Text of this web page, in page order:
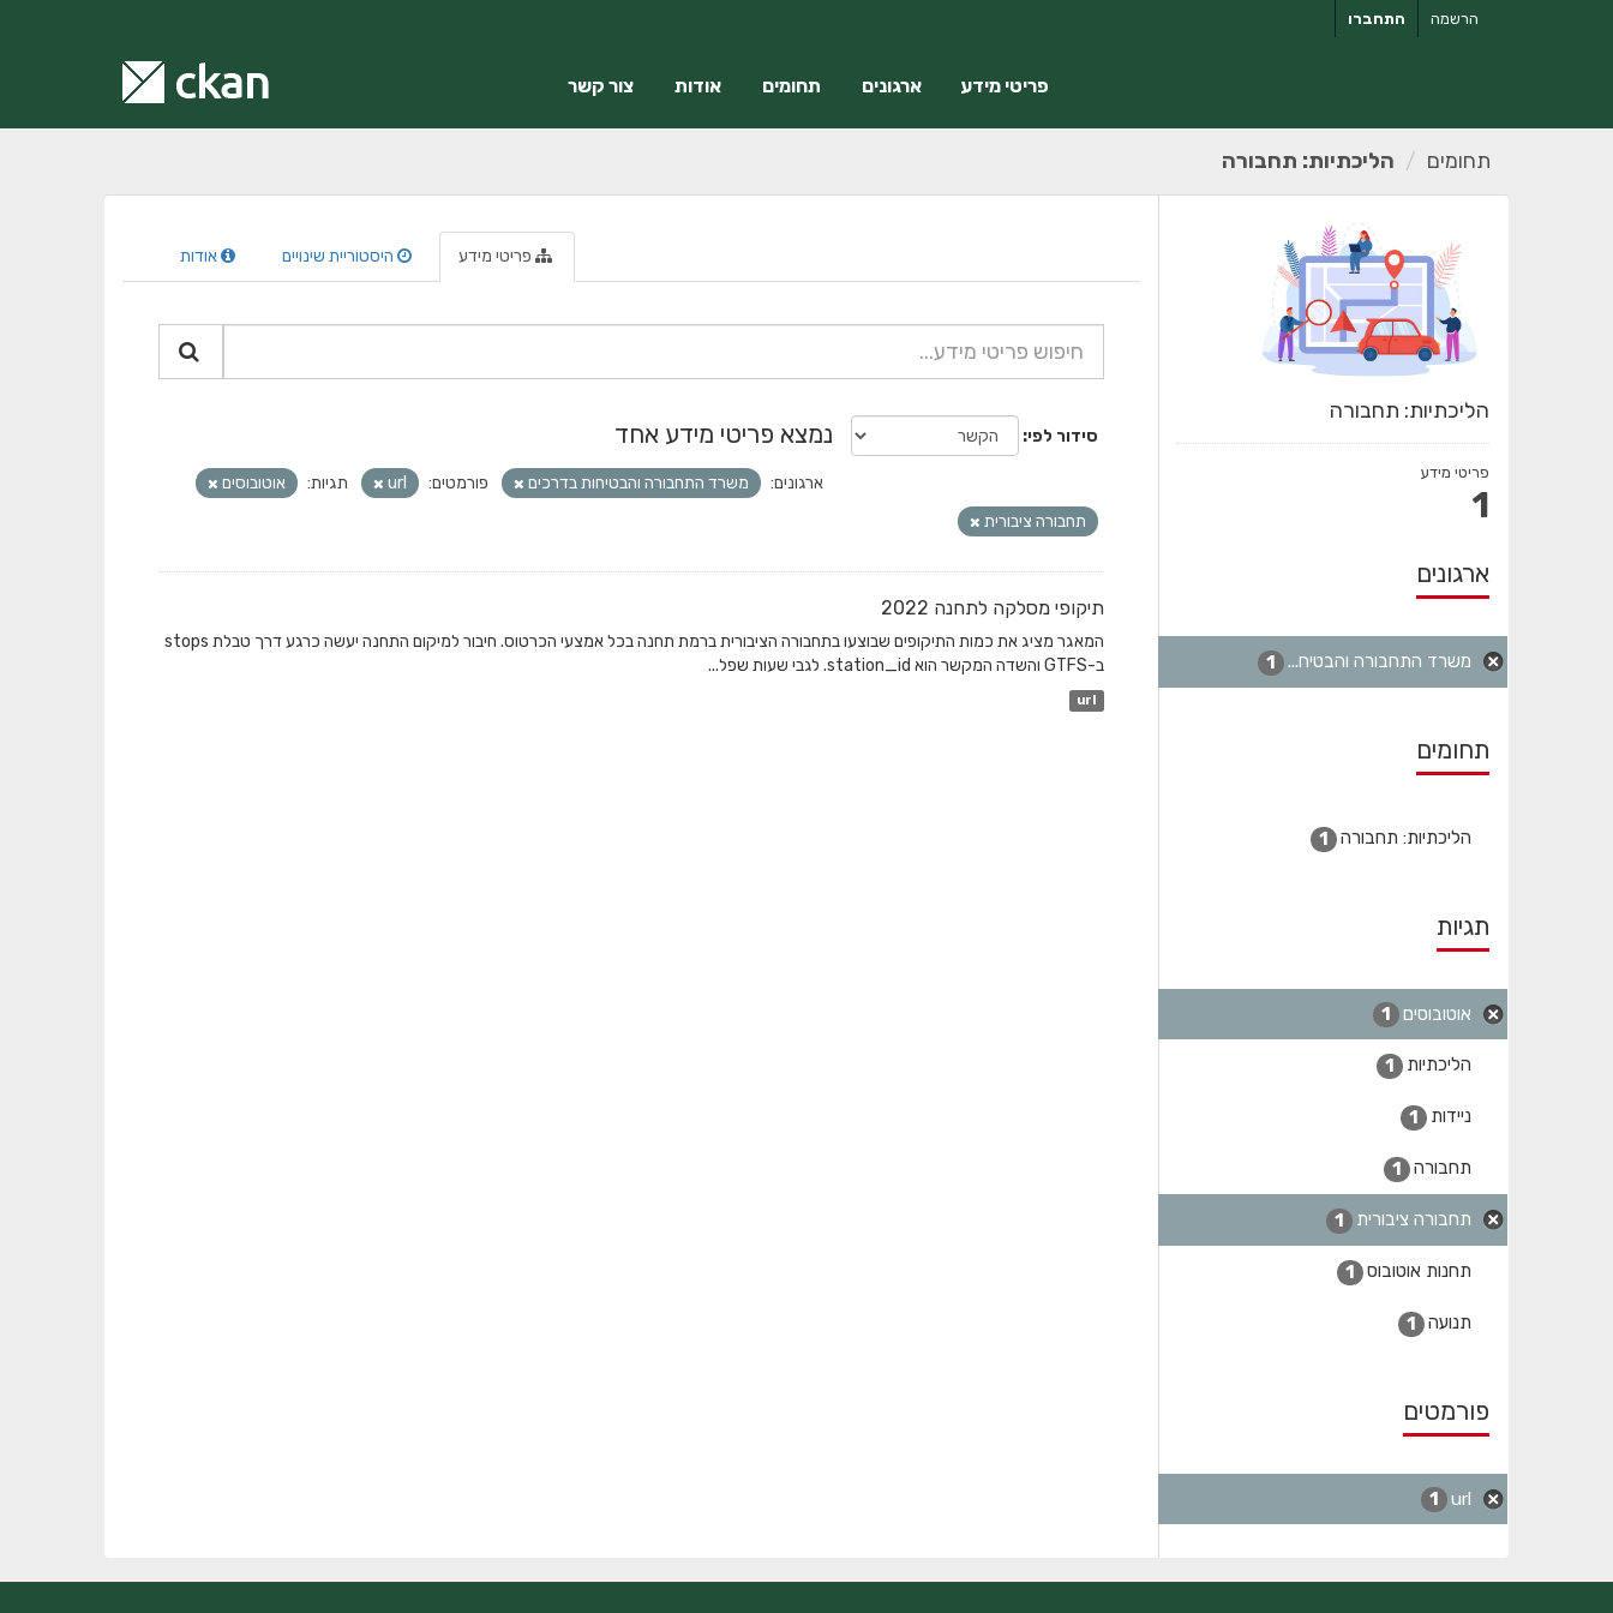
התחברו הרשמה
פריטי מידע ארגונים תחומים אודות צור קשר
תחומים הליכתיות: תחבורה
הליכתיות: תחבורה
פריטי מידע
1
ארגונים
משרד התחבורה והבטיח... 1
תחומים
הליכתיות: תחבורה 1
תגיות
אוטובוסים 1
הליכתיות 1
ניידות 1
תחבורה 1
תחבורה ציבורית 1
תחנות אוטובוס 1
תנועה 1
פורמטים
url
1
פריטי מידע היסטוריית שינויים אודות
סידור לפי נמצא פריטי מידע אחד
ארגונים: משרד התחבורה והבטיחות בדרכים פורמטים: url תגיות:
אוטובוסים
תחבורה ציבורית
תיקופי מסלקה לתחנה 2022
המאגר מציג את כמות התיקופים שבוצעו בתחבורה הציבורית ברמת תחנה בכל אמצעי הכרטוס. חיבור למיקום התחנה יעשה כרגע דרך טבלת stops
ב-GTFS והשדה המקשר הוא station_id. לגבי שעות שפל...
url